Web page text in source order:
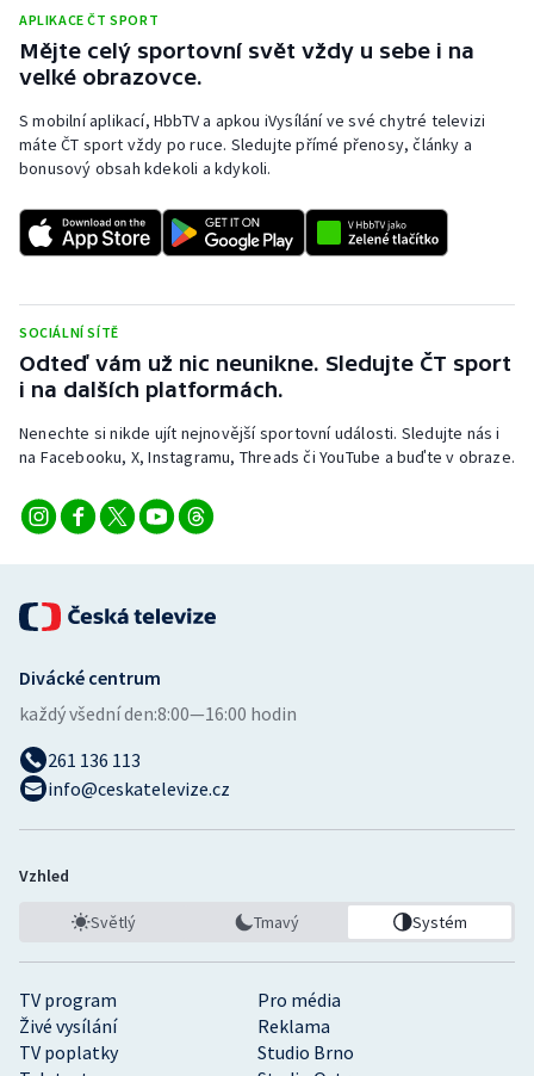
APLIKACE ČT SPORT
Mějte celý sportovní svět vždy u sebe i na
velké obrazovce.
S mobilní aplikací, HbbTV a apkou iVysílání ve své chytré televizi
máte ČT sport vždy po ruce. Sledujte přímé přenosy, články a
bonusový obsah kdekoli a kdykoli.
SOCIÁLNÍ SÍTĚ
Odteď vám už nic neunikne. Sledujte ČT sport
i na dalších platformách.
Nenechte si nikde ujít nejnovější sportovní události. Sledujte nás i
na Facebooku, X, Instagramu, Threads či YouTube a buďte v obraze.
TV program
Pro média
Živé vysílání
Reklama
TV poplatky
Studio Brno
Divácké centrum
každý všední den:8:00—16:00 hodin
261 136 113
info@ceskatelevize.cz
Vzhled
Světlý Tmavý Systém